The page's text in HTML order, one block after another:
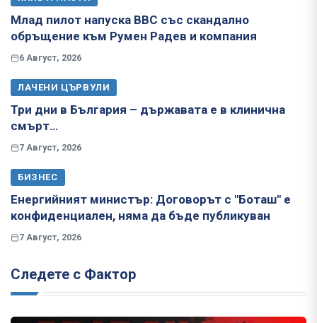
Млад пилот напуска ВВС със скандално
обръщение към Румен Радев и компания
6 Август, 2026
ЛАЧЕНИ ЦЪРВУЛИ
Три дни в България – държавата е в клинична
смърт…
7 Август, 2026
БИЗНЕС
Енергийният министър: Договорът с "Боташ" е
конфиденциален, няма да бъде публикуван
7 Август, 2026
Следете с Фактор